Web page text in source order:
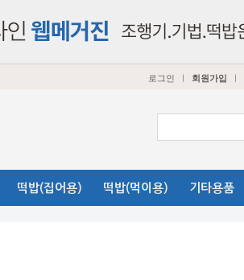
로그인 ㅣ 회원가입 ㅣ
떡밥(집어용) 떡밥(먹이용) 기타용품